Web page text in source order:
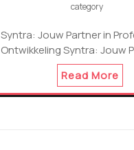
category
Syntra: Jouw Partner in
Ontwikkeling Syntra: Jouw
Read More